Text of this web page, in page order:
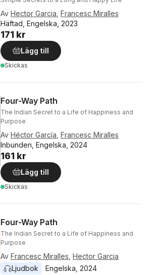
Av Hector Garcia Francesc Miralles
Häftad, Engelska, 2023
171 kr
Lägg till
Skickas
Four-Way Path
The Indian Secret to a Life of Happiness and
Purpose
Av Héctor García Francesc Miralles
Inbunden, Engelska, 2024
161 kr
Lägg till
Skickas
Four-Way Path
The Indian Secret to a Life of Happiness and
Purpose
Av Francesc Miralles Hector Garcia
Ljudbok
Engelska 2024